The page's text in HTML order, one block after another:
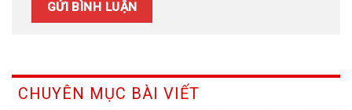
CHUYÊN MỤC BÀI VIẾT